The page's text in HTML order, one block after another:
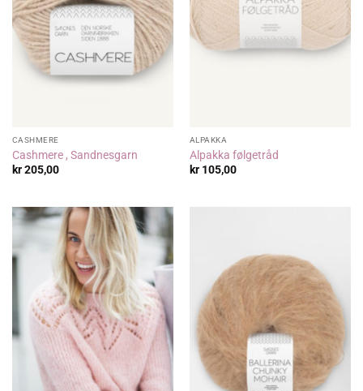
CASHMERE
Cashmere , Sandnesgarn
kr205,00
ALPAKKA
Alpakka følgetråd
kr105,00